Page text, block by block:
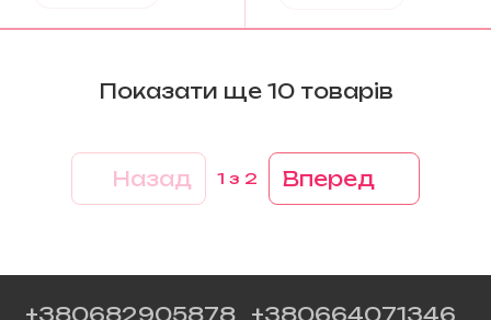
Показати ще 10 товарів
Назад 1 з 2 Вперед
+380682905878 +380664071346